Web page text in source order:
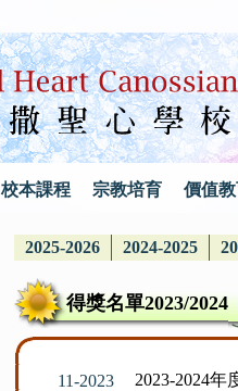
校本課程 宗教培育 價值
2025-2026 2024-2025
得獎名單2023/2024
11-2023
2023-2024